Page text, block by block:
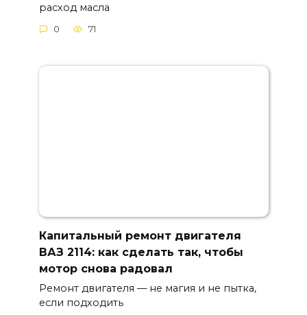
расход масла
0 71
Капитальный ремонт двигателя
ВАЗ 2114: как сделать так, чтобы
мотор снова радовал
Ремонт двигателя — не магия и не пытка,
если подходить